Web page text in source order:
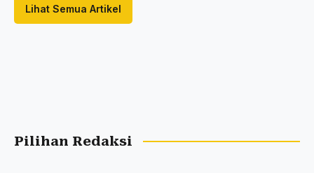
Lihat Semua Artikel
Pilihan Redaksi